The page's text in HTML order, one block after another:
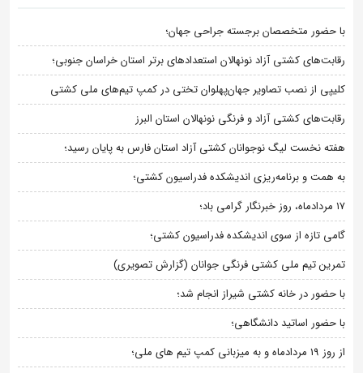
با حضور متخصصان برجسته جراحی جهان؛
رقابت‌های کشتی آزاد نونهالان استعدادهای برتر استان خراسان جنوبی؛
کلیپی از نصب تصاویر جهان‌پهلوان تختی در کمپ تیم‌های ملی کشتی
رقابت‌های کشتی آزاد و فرنگی نونهالان استان البرز
هفته نخست لیگ نوجوانان کشتی آزاد استان فارس به پایان رسید؛
به همت و برنامه‌ریزی اندیشکده فدراسیون کشتی؛
۱۷ مردادماه، روز خبرنگار گرامی باد؛
گامی تازه از سوی اندیشکده فدراسیون کشتی؛
تمرین تیم ملی کشتی فرنگی جوانان (گزارش تصویری)
با حضور در خانه کشتی شیراز انجام شد؛
با حضور اساتید دانشگاهی؛
از روز 19 مردادماه و به میزبانی کمپ تیم های ملی؛